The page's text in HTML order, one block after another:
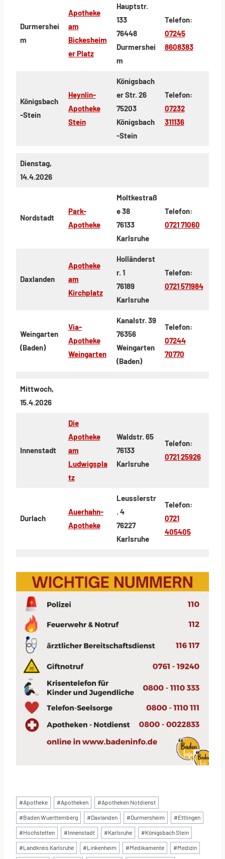
Durmershei
m
Apotheke
am
Bickesheim
er Platz
Hauptstr.
133
76448
Durmershei
m
Telefon:
07245
8608383
Königsbach
-Stein
Heynlin-
Apotheke
Stein
Königsbach
er Str. 26
75203
Königsbach
-Stein
Telefon:
07232
311136
Dienstag,
14.4.2026
Nordstadt
Park-
Apotheke
Moltkestraß
e 38
76133
Karlsruhe
Telefon:
0721 71060
Daxlanden
Apotheke
am
Kirchplatz
Holländerst
r. 1
76189
Karlsruhe
Telefon:
0721 571984
Weingarten
(Baden)
Via-
Apotheke
Weingarten
Kanalstr. 39
76356
Weingarten
(Baden)
Telefon:
07244
70770
Mittwoch,
15.4.2026
Innenstadt
Die
Apotheke
am
Ludwigspla
tz
Waldstr. 65
76133
Karlsruhe
Telefon:
0721 25926
Durlach
Auerhahn-
Apotheke
Leusslerstr
. 4
76227
Karlsruhe
Telefon:
0721
405405
Schlagworte:
#Apotheke #Apotheken #Apotheken Notdienst
#Baden Wuerttemberg #Daxlanden #Durmersheim #Ettlingen
#Hochstetten #Innenstadt #Karlsruhe #Königsbach Stein
#Landkreis Karlsruhe #Linkenheim #Medikamente #Medizin